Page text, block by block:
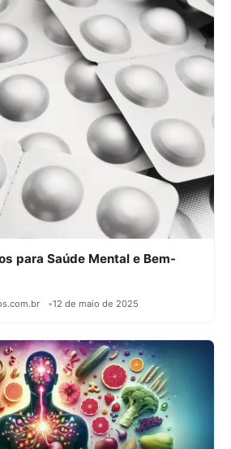
para Saúde Mental e Bem-
12 de maio de 2025